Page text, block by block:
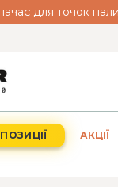
для точок
АКЦІЇ